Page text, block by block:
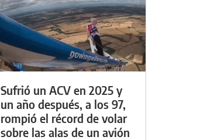
Sufrió un ACV en 2025 y
un año después, a los 97,
rompió el récord de volar
sobre las alas de un avión